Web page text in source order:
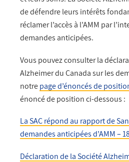
de défendre leurs intérêts
réclamer l’accès à l’AMM par
demandes anticipées.
Vous pouvez consulter la
Alzheimer du Canada sur les
notrepage d’énoncés de
énoncé de position ci-dessous :
La SAC répond au rapport de
demandes anticipées d’AMM –
Déclaration de la Société